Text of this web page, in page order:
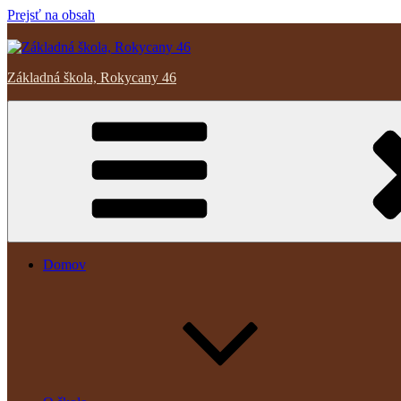
Prejsť na obsah
Základná škola, Rokycany 46
Domov